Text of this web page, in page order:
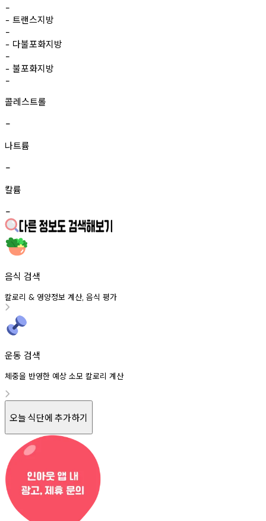
-
- 트랜스지방
-
- 다불포화지방
-
- 불포화지방
-
콜레스트롤
-
나트륨
-
칼륨
-
음식 검색
칼로리 & 영양정보 계산, 음식 평가
운동 검색
체중을 반영한 예상 소모 칼로리 계산
오늘 식단에 추가하기